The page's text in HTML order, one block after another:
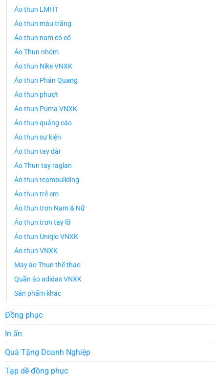
Áo thun LMHT
Áo thun màu trắng
Áo thun nam có cổ
Áo Thun nhóm
Áo thun Nike VNXK
Áo thun Phản Quang
Áo thun phượt
Áo thun Puma VNXK
Áo thun quảng cáo
Áo thun sự kiện
Áo thun tay dài
Áo Thun tay raglan
Áo thun teambuilding
Áo thun trẻ em
Áo thun trơn Nam & Nữ
Áo thun trơn tay lỡ
Áo thun Uniqlo VNXK
Áo thun VNXK
May áo Thun thể thao
Quần áo adidas VNXK
Sản phẩm khác
Đồng phục
In ấn
Quà Tặng Doanh Nghiệp
Tạp dề đồng phục